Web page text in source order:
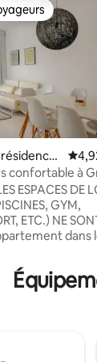
confortable à
ESPACES DE
GYM,
ETC.) NE
dans
(Tour L).
minutes
vacances en
de